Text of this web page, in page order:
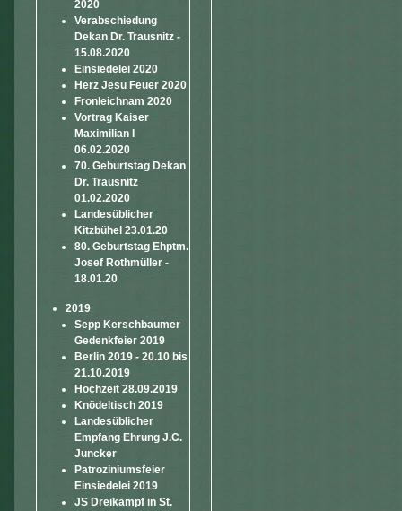
2020
Verabschiedung
Dekan Dr. Trausnitz -
15.08.2020
Einsiedelei 2020
Herz Jesu Feuer 2020
Fronleichnam 2020
Vortrag Kaiser
Maximilian I
06.02.2020
70. Geburtstag Dekan
Dr. Trausnitz
01.02.2020
Landesüblicher
Kitzbühel 23.01.20
80. Geburtstag Ehptm.
Josef Rothmüller -
18.01.20
2019
Sepp Kerschbaumer
Gedenkfeier 2019
Berlin 2019 - 20.10 bis
21.10.2019
Hochzeit 28.09.2019
Knödeltisch 2019
Landesüblicher
Empfang Ehrung J.C.
Juncker
Patroziniumsfeier
Einsiedelei 2019
JS Dreikampf in St.